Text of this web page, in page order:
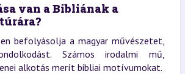
van a Bibliának a
befolyásolja a magyar művészetet,
Számos irodalmi mű,
alkotás merít bibliai motívumokat.